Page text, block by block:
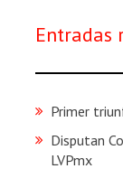
Entradas
Primer
Disputan
LVPmx